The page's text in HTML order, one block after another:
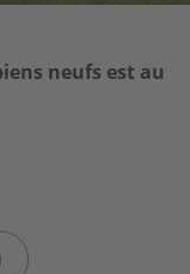
neufs est au